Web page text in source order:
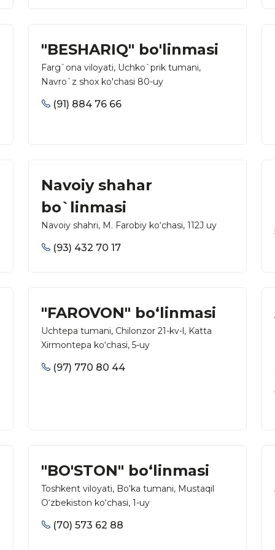
"BESHARIQ" bo'linmasi
Farg`ona viloyati, Uchko`prik tumani,
Navro`z shox ko'chasi 80-uy
(91) 884 76 66
Navoiy shahar
bo`linmasi
Navoiy shahri, M. Farobiy ko‘chasi, 112J uy
(93) 432 70 17
"FAROVON" bo‘linmasi
Uchtepa tumani, Chilonzor 21-kv-l, Katta
Xirmontepa ko‘chasi, 5-uy
(97) 770 80 44
"BO'STON" bo‘linmasi
Toshkent viloyati, Bo‘ka tumani, Mustaqil
O‘zbekiston ko‘chasi, 1-uy
(70) 573 62 88